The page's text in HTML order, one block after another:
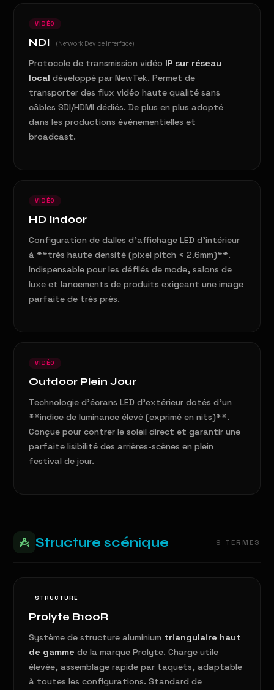
VIDÉO
NDI (Network Device Interface)
Protocole de transmission vidéo IP sur réseau
local développé par NewTek. Permet de
transporter des flux vidéo haute qualité sans
câbles SDI/HDMI dédiés. De plus en plus adopté
dans les productions événementielles et
broadcast.
VIDÉO
HD Indoor
Configuration de dalles d'affichage LED d'intérieur
à **très haute densité (pixel pitch < 2.6mm)**.
Indispensable pour les défilés de mode, salons de
luxe et lancements de produits exigeant une image
parfaite de très près.
VIDÉO
Outdoor Plein Jour
Technologie d'écrans LED d'extérieur dotés d'un
**indice de luminance élevé (exprimé en nits)**.
Conçue pour contrer le soleil direct et garantir une
parfaite lisibilité des arrières-scènes en plein
festival de jour.
Structure scénique 9 TERMES
STRUCTURE
Prolyte B100R
Système de structure aluminium triangulaire haut
de gamme de la marque Prolyte. Charge utile
élevée, assemblage rapide par taquets, adaptable
à toutes les configurations. Standard de